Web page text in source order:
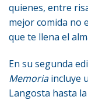
quienes, entre
mejor comida no
que te llena el
En su segunda
Memoriaincluye
Langosta hasta